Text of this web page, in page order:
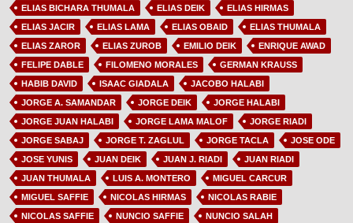
ELIAS BICHARA THUMALA
ELIAS DEIK
ELIAS HIRMAS
ELIAS JACIR
ELIAS LAMA ELIAS OBAID
ELIAS THUMALA
ELIAS ZAROR
ELIAS ZUROB EMILIO DEIK
ENRIQUE AWAD
FELIPE DABLE
FILOMENO MORALES
GERMAN KRAUSS
HABIB DAVID
ISAAC GIADALA
JACOBO HALABI
JORGE A. SAMANDAR
JORGE DEIK
JORGE HALABI
JORGE JUAN HALABI
JORGE LAMA MALOF
JORGE RIADI
JORGE SABAJ
JORGE T. ZAGLUL JORGE TACLA
JOSE ODE
JOSE YUNIS
JUAN DEIK JUAN J. RIADI
JUAN RIADI
JUAN THUMALA
LUIS A. MONTERO
MIGUEL CARCUR
MIGUEL SAFFIE
NICOLAS HIRMAS
NICOLAS RABIE
NICOLAS SAFFIE
NUNCIO SAFFIE
NUNCIO SALAH